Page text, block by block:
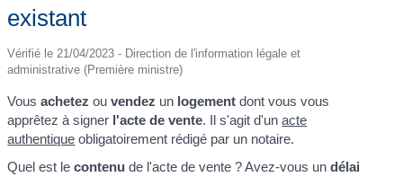
existant
Vérifié le 21/04/2023 - Direction de l'information légale et
administrative (Première ministre)
Vousachetez ouvendez un logement dont vous vous
apprêtez à signer l'acte de vente. Il s'agit d'unacte
authentique obligatoirement rédigé par un notaire.
Quel est lecontenu de l'acte de vente ? Avez-vous undélai